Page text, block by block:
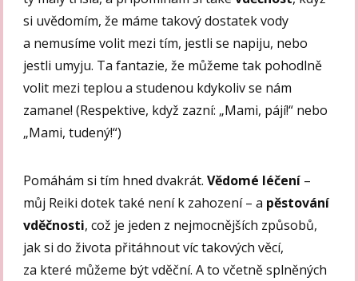
si uvědomím, že máme takový dostatek vody
a nemusíme volit mezi tím, jestli se napiju, nebo
jestli umyju. Ta fantazie, že můžeme tak pohodlně
volit mezi teplou a studenou kdykoliv se nám
zamane! (Respektive, když zazní: „Mami, pájí!“ nebo
„Mami, tudený!“)
Pomáhám si tím hned dvakrát.Vědomé léčení –
můj Reiki dotek také není k zahození – a pěstování
vděčnosti, což je jeden z nejmocnějších způsobů,
jak si do života přitáhnout víc takových věcí,
za které můžeme být vděční. A to včetně splněných